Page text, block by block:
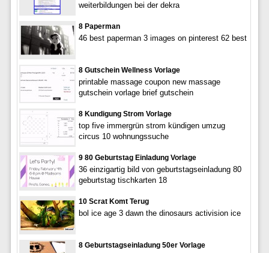
weiterbildungen bei der dekra
8 Paperman
46 best paperman 3 images on pinterest 62 best
8 Gutschein Wellness Vorlage
printable massage coupon new massage
gutschein vorlage brief gutschein
8 Kundigung Strom Vorlage
top five immergrün strom kündigen umzug
circus 10 wohnungssuche
9 80 Geburtstag Einladung Vorlage
36 einzigartig bild von geburtstagseinladung 80
geburtstag tischkarten 18
10 Scrat Komt Terug
bol ice age 3 dawn the dinosaurs activision ice
8 Geburtstagseinladung 50er Vorlage